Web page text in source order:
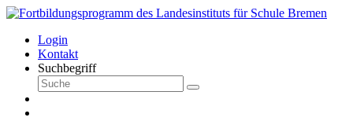
Login
Kontakt
Suchbegriff